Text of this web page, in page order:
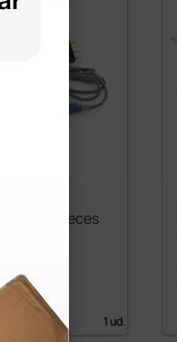
100 veces
1 ud.